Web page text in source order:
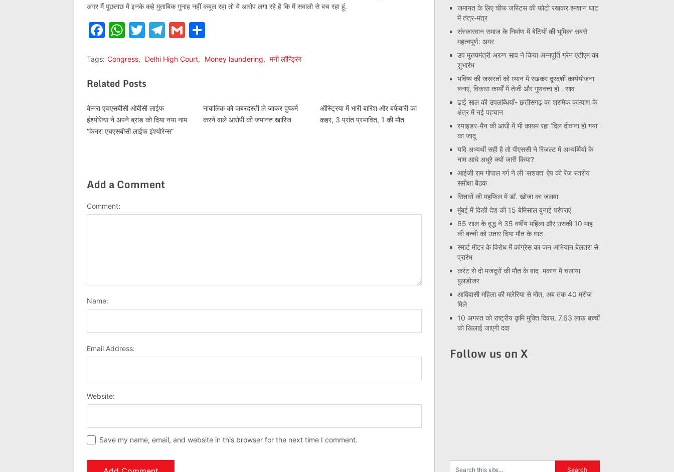
अगर मैं पूछताछ में इनके कहे मुताबिक गुनाह नहीं कबूल रहा तो ये आरोप लगा रहे है कि मैं सवालो से बच रहा हूं.
Facebook
WhatsApp
Twitter
Telegram
Gmail
Tags: Congress, Delhi High Court, Money laundering, मनी लॉन्ड्रिंग
Related Posts
केनरा एचएसबीसी ओबीसी लाईफ
इंश्योरेन्स ने अपने ब्रांड को दिया नया नाम
“केनरा एचएसबीसी लाईफ इंश्योरेन्स”
नाबालिक को जबरदस्ती ले जाकर दुष्कर्म
करने वाले आरोपी की जमानत खारिज
ऑस्ट्रिया में भारी बारिश और बर्फबारी का
कहर, 3 प्रांत प्रभावित, 1 की मौत
Add a Comment
Comment:
Name:
Email Address:
Website:
Save my name, email, and website in this browser for the next time I comment.
जमानत के लिए चीफ जस्टिस की फोटो रखकर श्मशान घाट
में तंत्र-मंत्र
संस्कारवान समाज के निर्माण में बेटियों की भूमिका सबसे
महत्वपूर्ण: अमर
उप मुख्यमंत्री अरुण साव ने किया अन्नपूर्ति ग्रेन एटीएम का
शुभारंभ
भविष्य की जरूरतों को ध्यान में रखकर दूरदर्शी कार्ययोजना
बनाएं, विकास कार्यों में तेजी और गुणवत्ता हो : साव
ढाई साल की उपलब्धियाँ- छत्तीसगढ़ का श्रमिक कल्याण के
क्षेत्र में नई पहचान
स्पाइडर-मैन की आंधी में भी कायम रहा ‘दिल दीवाना हो गया’
का जादू
यदि अभ्यर्थी सही है तो पीएससी ने रिजल्ट में अभ्यर्थियों के
नाम आधे अधूरे क्यों जारी किया?
आईजी राम गोपाल गर्ग ने ली ‘सशक्त’ ऐप की रेंज स्तरीय
समीक्षा बैठक
सितारों की महफिल में डॉ. खोजा का जलवा
मुंबई में दिखी देश की 15 बेमिसाल बुनाई परंपराएं
65 साल के वृद्ध ने 35 वर्षीय महिला और उसकी 10 माह
की बच्ची को उतार दिया मौत के घाट
स्मार्ट मीटर के विरोध में कांग्रेस का जन अभियान बेलतरा से
प्रारंभ
करंट से दो मजदूरों की मौत के बाद मकान में चलाया
बुलडोजर
आदिवासी महिला की मलेरिया से मौत, अब तक 40 मरीज
मिले
10 अगस्त को राष्ट्रीय कृमि मुक्ति दिवस, 7.63 लाख बच्चों
को खिलाई जाएगी दवा
Follow us on X